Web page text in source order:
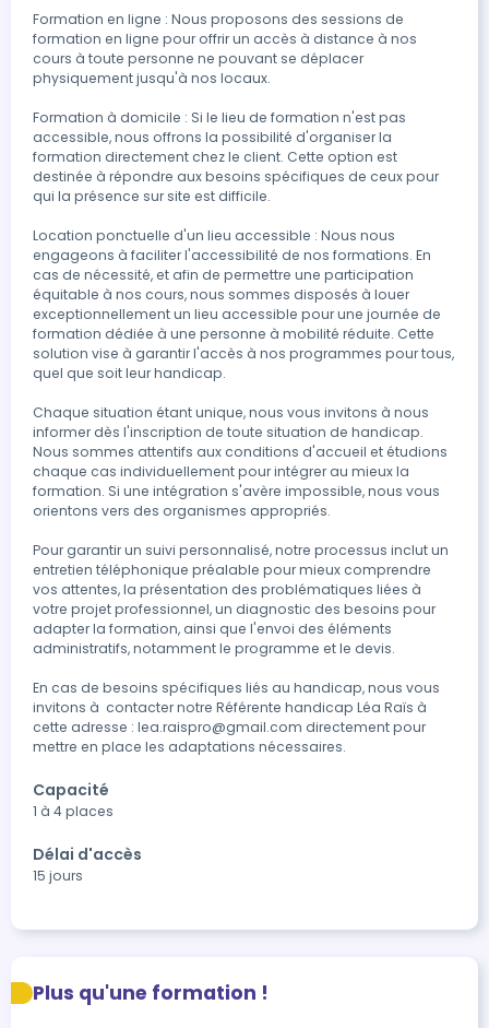
Formation en ligne : Nous proposons des sessions de
formation en ligne pour offrir un accès à distance à nos
cours à toute personne ne pouvant se déplacer
physiquement jusqu'à nos locaux.
Formation à domicile : Si le lieu de formation n'est pas
accessible, nous offrons la possibilité d'organiser la
formation directement chez le client. Cette option est
destinée à répondre aux besoins spécifiques de ceux pour
qui la présence sur site est difficile.
Location ponctuelle d'un lieu accessible : Nous nous
engageons à faciliter l'accessibilité de nos formations. En
cas de nécessité, et afin de permettre une participation
équitable à nos cours, nous sommes disposés à louer
exceptionnellement un lieu accessible pour une journée de
formation dédiée à une personne à mobilité réduite. Cette
solution vise à garantir l'accès à nos programmes pour tous,
quel que soit leur handicap.
Chaque situation étant unique, nous vous invitons à nous
informer dès l'inscription de toute situation de handicap.
Nous sommes attentifs aux conditions d'accueil et étudions
chaque cas individuellement pour intégrer au mieux la
formation. Si une intégration s'avère impossible, nous vous
orientons vers des organismes appropriés.
Pour garantir un suivi personnalisé, notre processus inclut un
entretien téléphonique préalable pour mieux comprendre
vos attentes, la présentation des problématiques liées à
votre projet professionnel, un diagnostic des besoins pour
adapter la formation, ainsi que l'envoi des éléments
administratifs, notamment le programme et le devis.
En cas de besoins spécifiques liés au handicap, nous vous
invitons à  contacter notre Référente handicap Léa Raïs à
cette adresse : lea.raispro@gmail.com directement pour
mettre en place les adaptations nécessaires.
Capacité
1 à 4 places
Délai d'accès
15 jours
Plus qu'une formation !